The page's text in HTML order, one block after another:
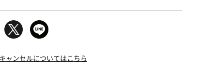
ャンセルについてはこちら